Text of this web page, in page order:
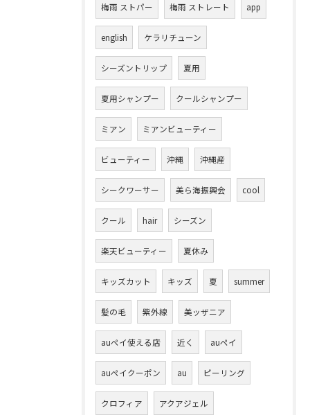
梅雨 ストパー 梅雨 ストレート app
english ケラリチューン
シーズントリップ 夏用
夏用シャンプー クールシャンプー
ミアン ミアンビューティー
ビューティー 沖縄 沖縄産
シークワーサー 美ら海振興会 cool
クール hair シーズン
楽天ビューティー 夏休み
キッズカット キッズ 夏 summer
髪の毛 紫外線 美ッザニア
auペイ使える店 近く auペイ
auペイクーポン au ピーリング
クロフィア アクアジェル